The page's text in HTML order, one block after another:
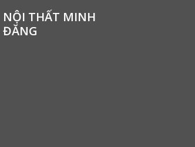
NỘI THẤT MINH
ĐĂNG